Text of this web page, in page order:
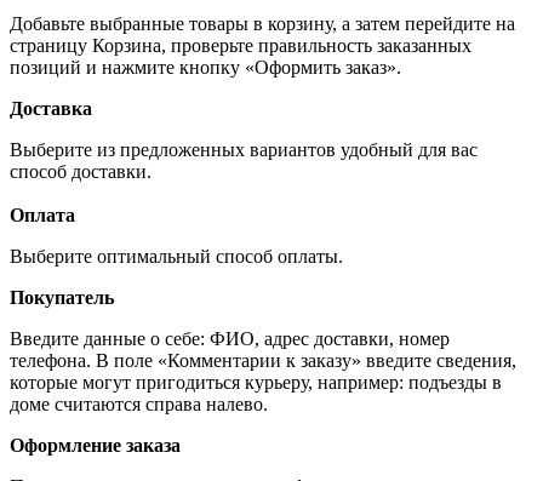
Добавьте выбранные товары в корзину, а затем перейдите на
страницу Корзина, проверьте правильность заказанных
позиций и нажмите кнопку «Оформить заказ».
Доставка
Выберите из предложенных вариантов удобный для вас
способ доставки.
Оплата
Выберите оптимальный способ оплаты.
Покупатель
Введите данные о себе: ФИО, адрес доставки, номер
телефона. В поле «Комментарии к заказу» введите сведения,
которые могут пригодиться курьеру, например: подъезды в
доме считаются справа налево.
Оформление заказа